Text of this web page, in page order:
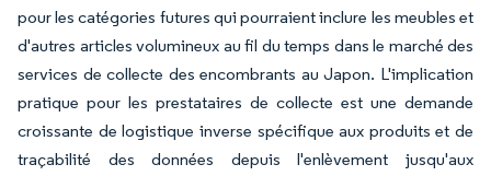
pour les catégories futures qui pourraient inclure les meubles et
d'autres articles volumineux au fil du temps dans le marché des
services de collecte des encombrants au Japon. L'implication
pratique pour les prestataires de collecte est une demande
croissante de logistique inverse spécifique aux produits et de
traçabilité des données depuis l'enlèvement jusqu'aux